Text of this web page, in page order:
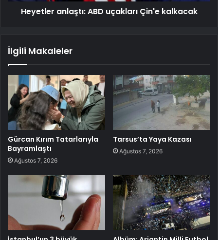
Heyetler anlaştı: ABD uçakları Çin'e kalkacak
İlgili Makaleler
Gürcan Kırım Tatarlarıyla
Bayramlaştı
Ağustos 7, 2026
Tarsus’ta Yaya Kazası
Ağustos 7, 2026